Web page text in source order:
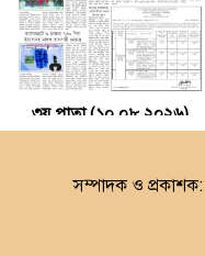
৩য় পাতা (১০.০৮.২০২৬)
সম্পাদক ও প্রকাশক: